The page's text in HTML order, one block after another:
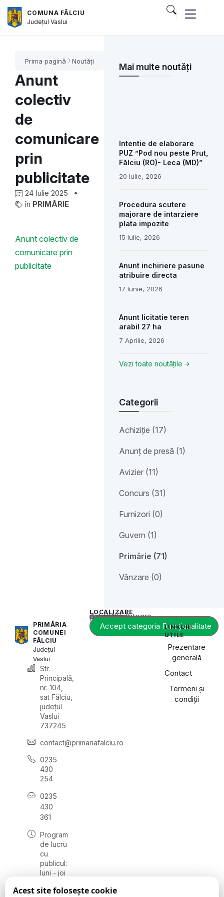
COMUNA FĂLCIU
JudețulVaslui
Prima pagină Noutăți
Anunt
colectiv
de
comunicare
prin
publicitate
24 Iulie 2025
în PRIMĂRIE
Anunt colectiv de
comunicare prin
publicitate
Mai multe noutăți
Intentie de elaborare
PUZ ”Pod nou peste Prut,
Fălciu (RO)- Leca (MD)”
20 Iulie, 2026
Procedura scutere
majorare de intarziere
plata impozite
15 Iulie, 2026
Anunt inchiriere pasune
atribuire directa
17 Iunie, 2026
Anunt licitatie teren
arabil 27 ha
7 Aprilie, 2026
Vezi toate noutățile
Categorii
Achiziție (17)
Anunț de presă (1)
Avizier (11)
Concurs (31)
Furnizori (0)
Guvern (1)
Primărie (71)
Vânzare (0)
PRIMĂRIA
COMUNEI
FĂLCIU
Județul
Vaslui
Str.
Principală,
nr. 104,
sat Fălciu,
județul
Vaslui
737245
contact@primariafalciu.ro
0235
430
254
0235
430
361
Program
de lucru
cu
publicul:
luni - joi
17:00,
LOCALIZARE
Acest conținut este blocat până când acceptați categoria corespunzătoare de cookie-uri.
Accept categoria Funcționalitate
LINKURI
UTILE
Prezentare
generală
Contact
Termeni și
condiții
Acest site folosește cookie